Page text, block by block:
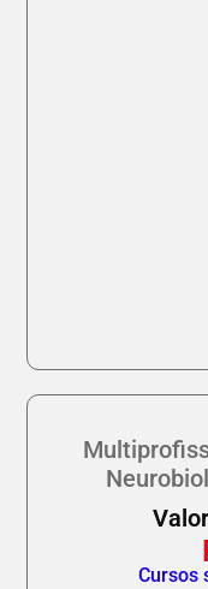
Cursos